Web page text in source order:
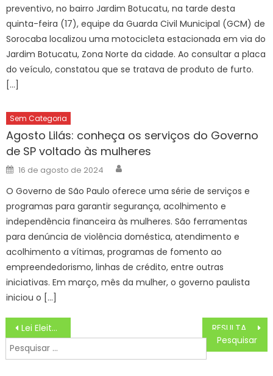
preventivo, no bairro Jardim Botucatu, na tarde desta
quinta-feira (17), equipe da Guarda Civil Municipal (GCM) de
Sorocaba localizou uma motocicleta estacionada em via do
Jardim Botucatu, Zona Norte da cidade. Ao consultar a placa
do veículo, constatou que se tratava de produto de furto.
[…]
Sem Categoria
Agosto Lilás: conheça os serviços do Governo
de SP voltado às mulheres
Posted
on
16 de agosto de 2024
O Governo de São Paulo oferece uma série de serviços e
programas para garantir segurança, acolhimento e
independência financeira às mulheres. São ferramentas
para denúncia de violência doméstica, atendimento e
acolhimento a vítimas, programas de fomento ao
empreendedorismo, linhas de crédito, entre outras
iniciativas. Em março, mês da mulher, o governo paulista
iniciou o […]
Navegação
de
Post
Lei Eleitoral
Pesquisar
por: